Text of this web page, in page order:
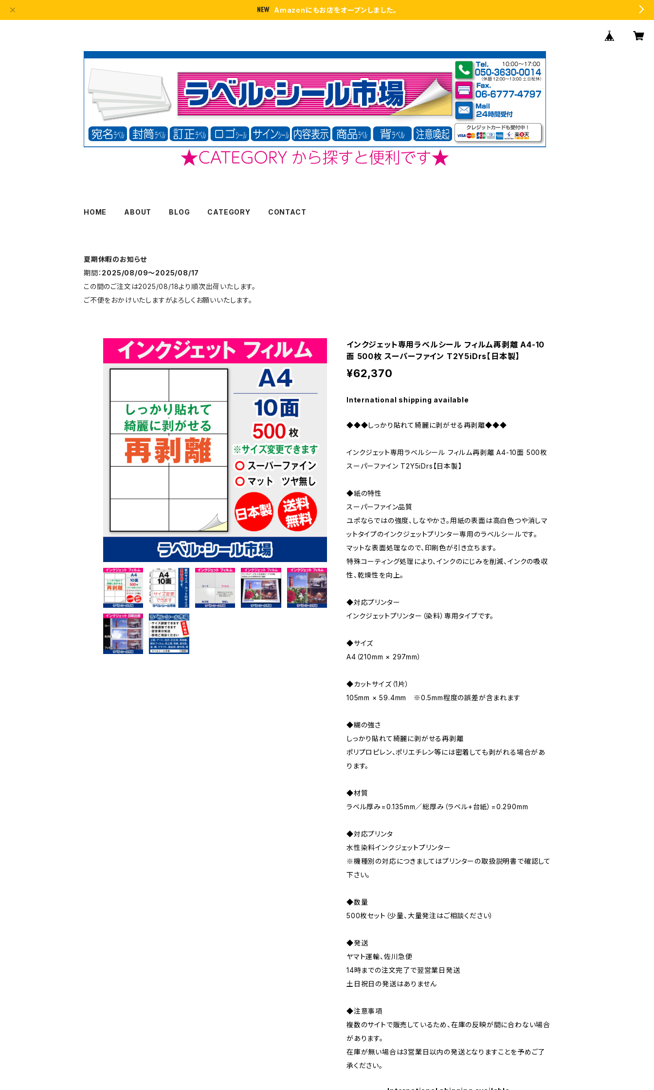
Amazonにもお店をオープンしました。
HOME ABOUT BLOG CATEGORY CONTACT
夏期休暇のお知らせ
期間： 2025/08/09〜2025/08/17
この間のご注文は2025/08/18より順次出荷いたします。
ご不便をおかけいたしますがよろしくお願いいたします。
インクジェット専用ラベルシール フィルム再剥離 A4-10
面 500枚 スーパーファイン T2Y5iDrs【日本製】
¥62,370
International shipping available
◆◆◆しっかり貼れて綺麗に剥がせる再剥離◆◆◆
インクジェット専用ラベルシール フィルム再剥離 A4-10面 500枚
スーパーファイン T2Y5iDrs【日本製】
◆紙の特性
スーパーファイン品質
ユポならではの強度、しなやかさ。用紙の表面は高白色つや消しマ
ットタイプのインクジェットプリンター専用のラベルシールです。
マットな表面処理なので、印刷色が引き立ちます。
特殊コーティング処理により、インクのにじみを削減、インクの吸収
性、乾燥性を向上。
◆対応プリンター
インクジェットプリンター（染料）専用タイプです。
◆サイズ
A4（210mm × 297mm）
◆カットサイズ（1片）
105mm × 59.4mm ※0.5mm程度の誤差が含まれます
◆糊の強さ
しっかり貼れて綺麗に剥がせる再剥離
ポリプロピレン、ポリエチレン等には密着しても剥がれる場合があ
ります。
◆材質
ラベル厚み=0.135mm／総厚み（ラベル+台紙）=0.290mm
◆対応プリンタ
水性染料インクジェットプリンター
※機種別の対応につきましてはプリンターの取扱説明書で確認して
下さい。
◆数量
500枚セット（少量、大量発注はご相談ください）
◆発送
ヤマト運輸、佐川急便
14時までの注文完了で翌営業日発送
土日祝日の発送はありません
◆注意事項
複数のサイトで販売しているため、在庫の反映が間に合わない場合
があります。
在庫が無い場合は3営業日以内の発送となりますことを予めご了
承ください。